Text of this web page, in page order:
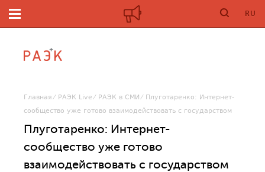
RU
Главная РАЭК Live РАЭК в СМИ
Плуготаренко: Интернет-
сообщество уже готово взаимодействовать с государством
Плуготаренко: Интернет-
сообщество уже готово
взаимодействовать с государством